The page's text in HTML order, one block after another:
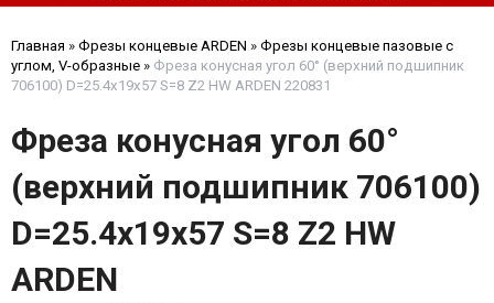
Главная » Фрезы концевые ARDEN » Фрезы концевые пазовые с
углом, V-образные » Фреза конусная угол 60° (верхний подшипник
706100) D=25.4x19x57 S=8 Z2 HW ARDEN 220831
Фреза конусная угол 60°
(верхний подшипник 706100)
D=25.4x19x57 S=8 Z2 HW
ARDEN